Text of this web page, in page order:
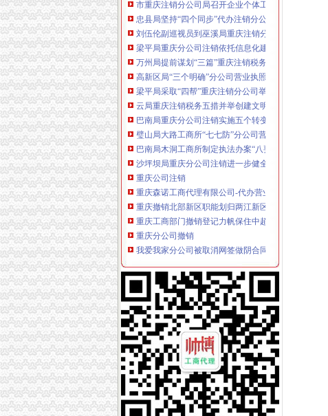
忠县局坚持“四个同步”代办注销分公司确保服务发展
刘伍伦副巡视员到巫溪局重庆注销分公司检查指导工
梁平局重庆分公司注销依托信息化建设夯实科学监管
万州局提前谋划“三篇”重庆注销税务文章部署明年市
高新区局“三个明确”分公司营业执照注销抓好信访工作
梁平局采取“四帮”重庆注销分公司举措促农民增收
云局重庆注销税务五措并举创建文明广告显成效
巴南局重庆分公司注销实施五个转变加队伍建设
璧山局大路工商所“七七防”分公司营业执照注销杜绝“
巴南局木洞工商所制定执法办案“八要”代办注销分公
沙坪坝局重庆分公司注销进一步健全行政许可监督机
重庆公司注销
重庆森诺工商代理有限公司-代办营业执照设立,变更,
重庆撤销北部新区职能划归两江新区-搜狐新闻
重庆工商部门撤销登记力帆保住中超名额几定局-天津
重庆分公司撤销
我爱我家分公司被取消网签做阴合同助人避税-曝光台
房屋中介霸王条款的违质——一起房屋买卖居间合同
长沙公司注销代办_公司清算_中顾律网
代理注销分公司
【58同城】清远公司注销服务_公司注销代理_公司注
【58同城】中山西区西区周边公司注销服务_公司注
【58同城】金华磐安磐安周边公司注销服务_公司注
代办注销分公司
快速代办公司注册、分公司、个体设立/注销；商标注
【地宝网】南昌公司注销的详细流程和代办服务_咨
【代办莆田公司注册变更注销,分公司注册】-代理记
分公司营业执照注销
解决青岛公司营业执照注销,工商疑难等-青青岛社区